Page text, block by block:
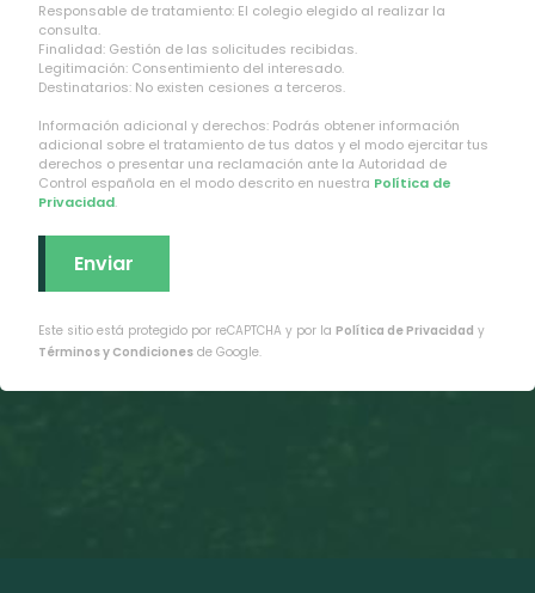
Responsable de tratamiento: El colegio elegido al realizar la
consulta.
Finalidad: Gestión de las solicitudes recibidas.
Legitimación: Consentimiento del interesado.
Destinatarios: No existen cesiones a terceros.
Información adicional y derechos: Podrás obtener información
adicional sobre el tratamiento de tus datos y el modo ejercitar tus
derechos o presentar una reclamación ante la Autoridad de
Control española en el modo descrito en nuestra Política de
Privacidad.
Este sitio está protegido por reCAPTCHA y por la Política de Privacidad y
Términos y Condiciones de Google.